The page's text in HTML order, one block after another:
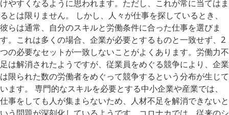
けやすくなるように思われます。ただし、これが常に当てはま
るとは限りません。 しかし、人々が仕事を探しているとき、
彼らは通常、自分のスキルと労働条件に合った仕事を選びま
す。これは多くの場合、企業が必要とするものと一致せず、2
つの必要なセットが一致しないことがよくあります。労働力不
足は解消されたようですが、従業員をめぐる競争により、企業
は限られた数の労働者をめぐって競争するという分布が生じて
います。 専門的なスキルを必要とする中小企業や産業では、
仕事をしても人が集まらないため、人材不足を解消できないと